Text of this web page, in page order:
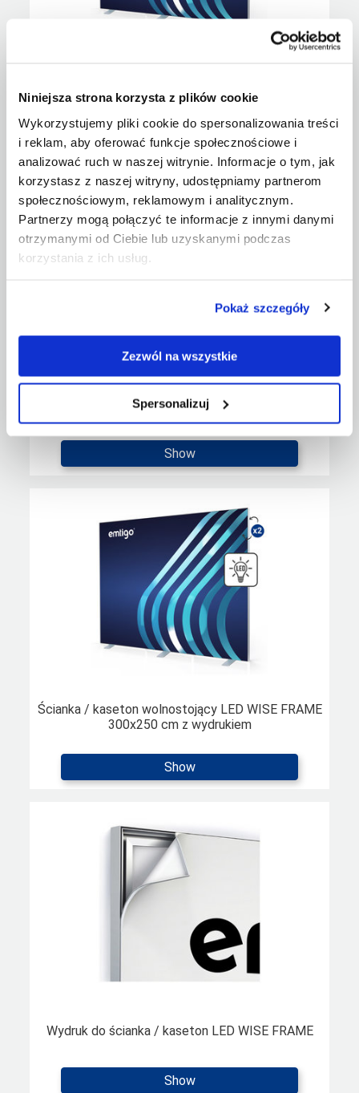
Niniejsza strona korzysta z plików cookie
Wykorzystujemy pliki cookie do spersonalizowania treści
i reklam, aby oferować funkcje społecznościowe i
analizować ruch w naszej witrynie. Informacje o tym, jak
korzystasz z naszej witryny, udostępniamy partnerom
społecznościowym, reklamowym i analitycznym.
Partnerzy mogą połączyć te informacje z innymi danymi
otrzymanymi od Ciebie lub uzyskanymi podczas
korzystania z ich usług.
Pokaż szczegóły
Zezwól na wszystkie
Spersonalizuj
300x200 cm z wydrukiem
Show
Ścianka / kaseton wolnostojący LED WISE FRAME
300x230 cm z wydrukiem
Show
Ścianka / kaseton wolnostojący LED WISE FRAME
300x250 cm z wydrukiem
Show
Wydruk do ścianka / kaseton LED WISE FRAME
Show